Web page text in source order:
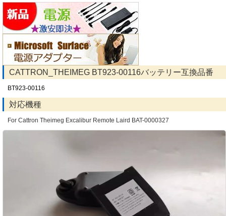
CATTRON_THEIMEG BT923-00116バッテリー互換品番
BT923-00116
対応機種
For Cattron Theimeg Excalibur Remote Laird BAT-0000327